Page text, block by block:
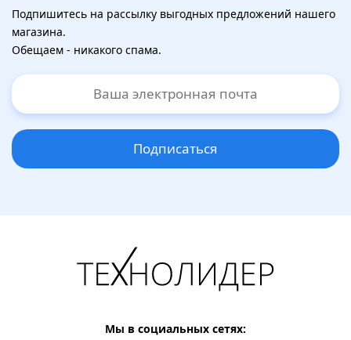
Подпишитесь на рассылку выгодных предложений нашего
магазина.
Обещаем - никакого спама.
Подписаться
Мы в социальных сетях:
Инверторы